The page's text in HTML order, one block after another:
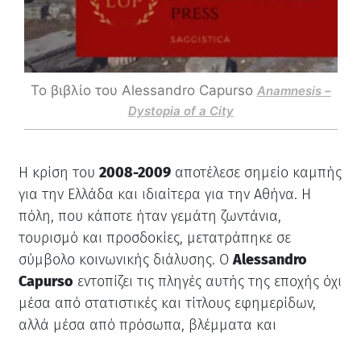
Το βιβλίο του Alessandro Capurso Anamnesis –
Dystopia of a City
Η κρίση του 2008-2009αποτέλεσε σημείο καμπής
για την Ελλάδα και ιδιαίτερα για την Αθήνα. Η
πόλη, που κάποτε ήταν γεμάτη ζωντάνια,
τουρισμό και προσδοκίες, μετατράπηκε σε
σύμβολο κοινωνικής διάλυσης. ΟAlessandro
Capurso εντοπίζει τις πληγές αυτής της εποχής όχι
μέσα από στατιστικές και τίτλους εφημερίδων,
αλλά μέσα από πρόσωπα, βλέμματα και